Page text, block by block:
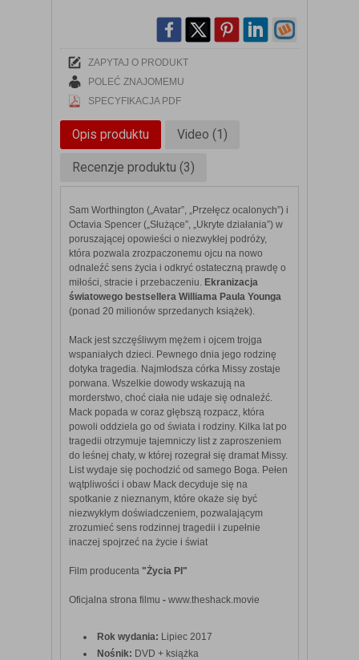
ZAPYTAJ O PRODUKT
POLEĆ ZNAJOMEMU
SPECYFIKACJA PDF
Opis produktu Video (1)
Recenzje produktu (3)
Sam Worthington („Avatar”, „Przełęcz ocalonych”) i
Octavia Spencer („Służące”, „Ukryte działania”) w
poruszającej opowieści o niezwykłej podróży,
która pozwala zrozpaczonemu ojcu na nowo
odnaleźć sens życia i odkryć ostateczną prawdę o
miłości, stracie i przebaczeniu. Ekranizacja
światowego bestsellera Williama Paula Younga
(ponad 20 milionów sprzedanych książek).
Mack jest szczęśliwym mężem i ojcem trojga
wspaniałych dzieci. Pewnego dnia jego rodzinę
dotyka tragedia. Najmłodsza córka Missy zostaje
porwana. Wszelkie dowody wskazują na
morderstwo, choć ciała nie udaje się odnaleźć.
Mack popada w coraz głębszą rozpacz, która
powoli oddziela go od świata i rodziny. Kilka lat po
tragedii otrzymuje tajemniczy list z zaproszeniem
do leśnej chaty, w której rozegrał się dramat Missy.
List wydaje się pochodzić od samego Boga. Pełen
wątpliwości i obaw Mack decyduje się na
spotkanie z nieznanym, które okaże się być
niezwykłym doświadczeniem, pozwalającym
zrozumieć sens rodzinnej tragedii i zupełnie
inaczej spojrzeć na życie i świat
Film producenta "Życia PI"
Oficjalna strona filmu - www.theshack.movie
Rok wydania: Lipiec 2017
Nośnik: DVD + książka